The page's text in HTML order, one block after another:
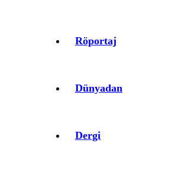
Röportaj
Dünyadan
Dergi